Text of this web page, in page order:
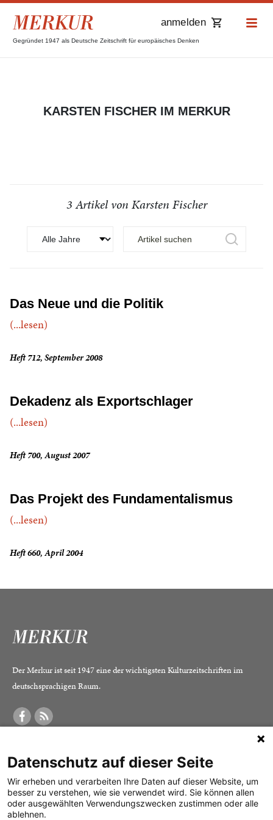
Gegründet 1947 als Deutsche Zeitschrift für europäisches Denken
anmelden
KARSTEN FISCHER IM MERKUR
3 Artikel von Karsten Fischer
Das Neue und die Politik
(...lesen)
Heft 712, September 2008
Dekadenz als Exportschlager
(...lesen)
Heft 700, August 2007
Das Projekt des Fundamentalismus
(...lesen)
Heft 660, April 2004
Der Merkur ist seit 1947 eine der wichtigsten Kulturzeitschriften im
deutschsprachigen Raum.
Was ist der Merkur?
Herausgeber /
Redaktion
Verlag
Alle Abos im Überblick
Print-Abo
Digital-Abo
Impressum
Datenschutz
Mediadaten
Datenschutz auf dieser Seite
Wir erheben und verarbeiten Ihre Daten auf dieser Website, um
besser zu verstehen, wie sie verwendet wird. Sie können allen
oder ausgewählten Verwendungszwecken zustimmen oder alle
ablehnen.